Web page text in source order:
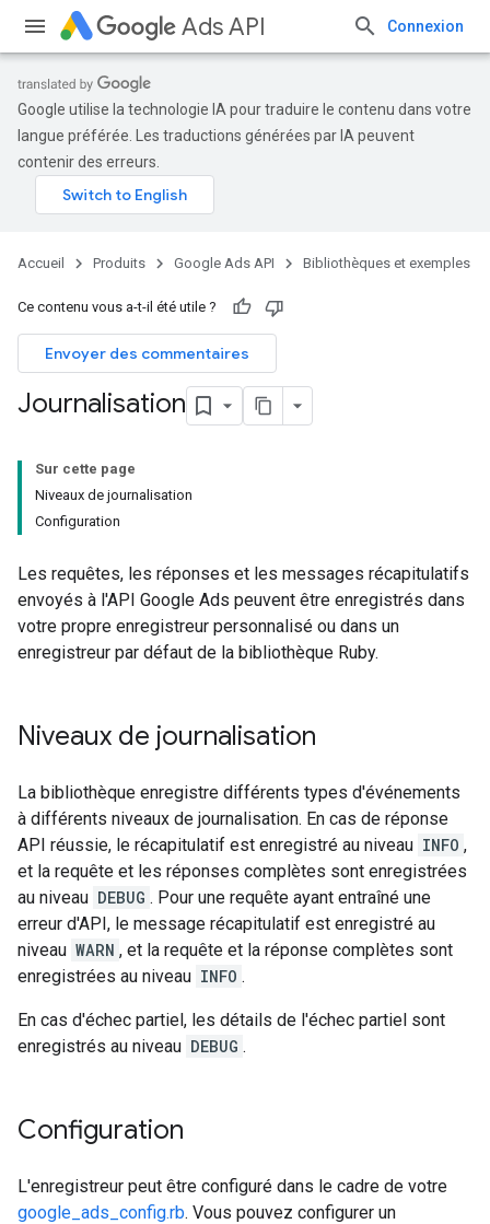
Ads API Connexion
Google utilise la technologie IA pour traduire le contenu dans votre
langue préférée. Les traductions générées par IA peuvent
contenir des erreurs.
Accueil Produits Google Ads API Bibliothèques et exemples
Ce contenu vous a-t-il été utile ?
Envoyer des commentaires
Journalisation
Sur cette page
Niveaux de journalisation
Configuration
Les requêtes, les réponses et les messages récapitulatifs
envoyés à l'API Google Ads peuvent être enregistrés dans
votre propre enregistreur personnalisé ou dans un
enregistreur par défaut de la bibliothèque Ruby.
Niveaux de journalisation
La bibliothèque enregistre différents types d'événements
à différents niveaux de journalisation. En cas de réponse
API réussie, le récapitulatif est enregistré au niveau INFO ,
et la requête et les réponses complètes sont enregistrées
au niveau DEBUG . Pour une requête ayant entraîné une
erreur d'API, le message récapitulatif est enregistré au
niveau WARN , et la requête et la réponse complètes sont
enregistrées au niveau INFO .
En cas d'échec partiel, les détails de l'échec partiel sont
enregistrés au niveau DEBUG .
Configuration
L'enregistreur peut être configuré dans le cadre de votre
google_ads_config.rb. Vous pouvez configurer un